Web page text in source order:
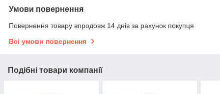
Умови повернення
Повернення товару впродовж 14 днів за рахунок покупця
Всі умови повернення
Подібні товари компанії